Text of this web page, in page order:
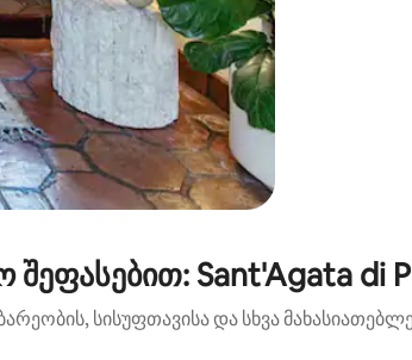
Sant'Agata di
სისუფთავისა და სხვა